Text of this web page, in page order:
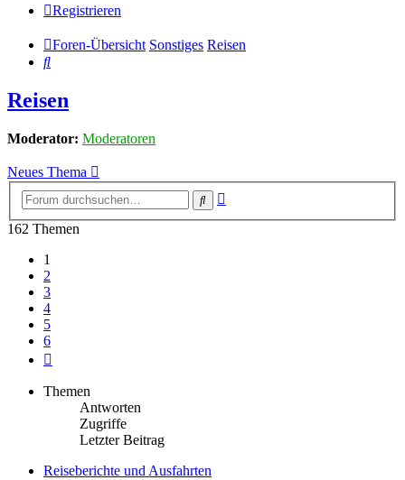
Registrieren
Foren-Übersicht Sonstiges Reisen
Suche
Reisen
Moderator: Moderatoren
Neues Thema
Suche
162 Themen
1
2
3
4
5
6
Themen
Antworten
Zugriffe
Letzter Beitrag
Reiseberichte und Ausfahrten